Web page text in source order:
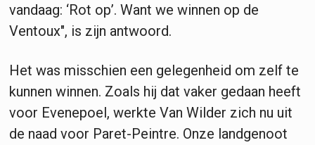
vandaag: ‘Rot op’. Want we winnen op de
Ventoux", is zijn antwoord.
Het was misschien een gelegenheid om zelf te
kunnen winnen. Zoals hij dat vaker gedaan heeft
voor Evenepoel, werkte Van Wilder zich nu uit
de naad voor Paret-Peintre. Onze landgenoot